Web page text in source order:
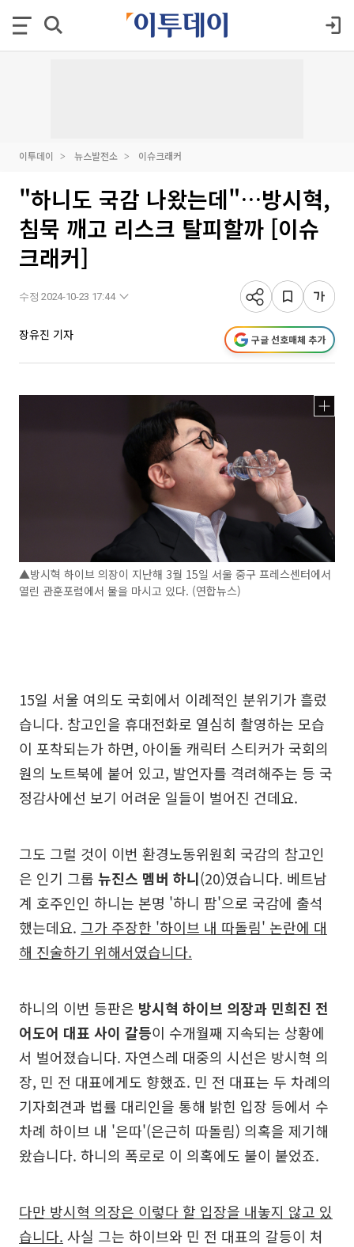
이투데이 뉴스발전소 이슈크래커
"하니도 국감 나왔는데"…방시혁,
침묵 깨고 리스크 탈피할까 [이슈
크래커]
수정 2024-10-23 17:44
장유진 기자 구글 선호매체 추가
▲방시혁 하이브 의장이 지난해 3월 15일 서울 중구 프레스센터에서
열린 관훈포럼에서 물을 마시고 있다. (연합뉴스)
15일 서울 여의도 국회에서 이례적인 분위기가 흘렀
습니다. 참고인을 휴대전화로 열심히 촬영하는 모습
이 포착되는가 하면, 아이돌 캐릭터 스티커가 국회의
원의 노트북에 붙어 있고, 발언자를 격려해주는 등 국
정감사에선 보기 어려운 일들이 벌어진 건데요.
그도 그럴 것이 이번 환경노동위원회 국감의 참고인
은 인기 그룹 뉴진스 멤버 하니(20)였습니다. 베트남
계 호주인인 하니는 본명 '하니 팜'으로 국감에 출석
했는데요. 그가 주장한 '하이브 내 따돌림' 논란에 대
해 진술하기 위해서였습니다.
하니의 이번 등판은 방시혁 하이브 의장과 민희진 전
어도어 대표 사이 갈등이 수개월째 지속되는 상황에
서 벌어졌습니다. 자연스레 대중의 시선은 방시혁 의
장, 민 전 대표에게도 향했죠. 민 전 대표는 두 차례의
기자회견과 법률 대리인을 통해 밝힌 입장 등에서 수
차례 하이브 내 '은따'(은근히 따돌림) 의혹을 제기해
왔습니다. 하니의 폭로로 이 의혹에도 불이 붙었죠.
다만 방시혁 의장은 이렇다 할 입장을 내놓지 않고 있
습니다. 사실 그는 하이브와 민 전 대표의 갈등이 처